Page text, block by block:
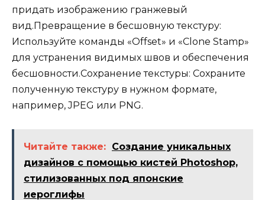
придать изображению гранжевый
вид.Превращение в бесшовную текстуру:
Используйте команды «Offset» и «Clone Stamp»
для устранения видимых швов и обеспечения
бесшовности.Сохранение текстуры: Сохраните
полученную текстуру в нужном формате,
например, JPEG или PNG.
Читайте также: Создание уникальных
дизайнов с помощью кистей Photoshop,
стилизованных под японские
иероглифы